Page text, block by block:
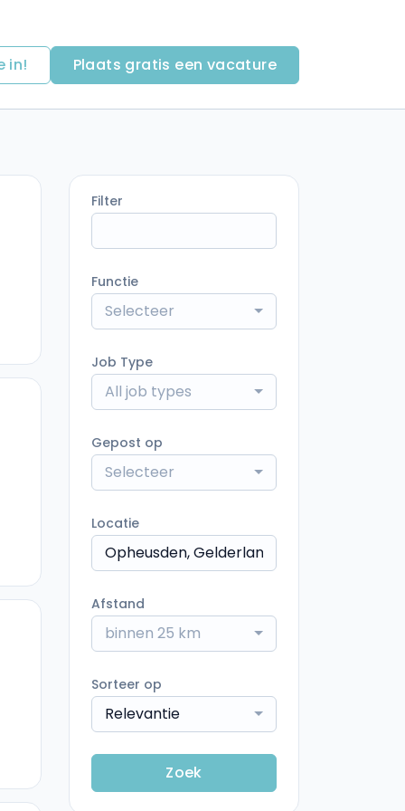
in! Plaats gratis een vacature
Filter
Functie
Selecteer
Job Type
All job types
Gepost op
Selecteer
Locatie
Afstand
binnen 25 km
Sorteer op
Relevantie
Zoek